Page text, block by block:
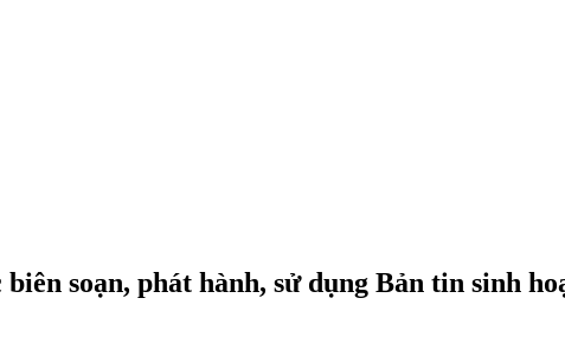
soạn, phát hành, sử dụng Bản tin sinh